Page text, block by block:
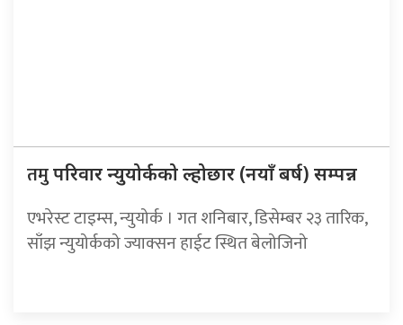
तमुपरिवार न्युयोर्कको ल्होछार (नयाँ बर्ष) सम्पन्न
एभरेस्ट टाइम्स, न्युयोर्क । गत शनिबार, डिसेम्बर २३ तारिक,
साँझ न्युयोर्कको ज्याक्सन हाईट स्थित बेलोजिनो